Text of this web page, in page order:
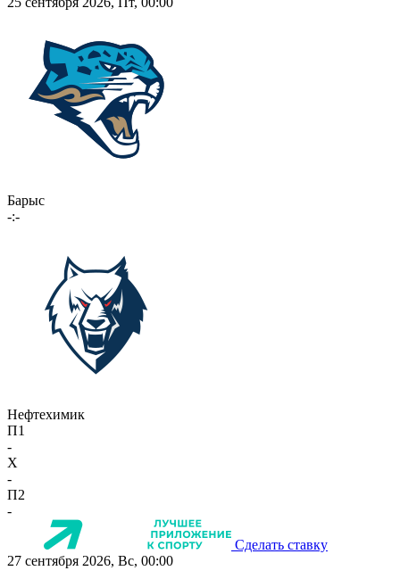
Барыс
-:-
Нефтехимик
П1
-
X
-
П2
-
Сделать ставку
27 сентября 2026, Вс, 00:00